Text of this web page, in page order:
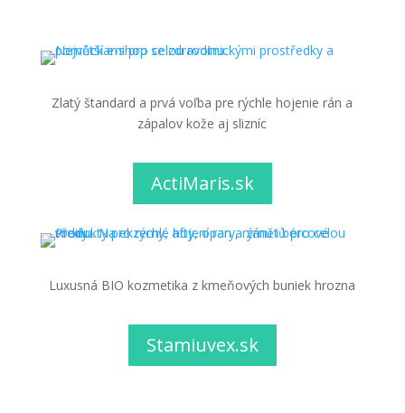
Zlatý štandard a prvá voľba pre rýchle hojenie rán a
zápalov kože aj slizníc
ActiMaris.sk
Luxusná BIO kozmetika z kmeňových buniek hrozna
Stamiuvex.sk